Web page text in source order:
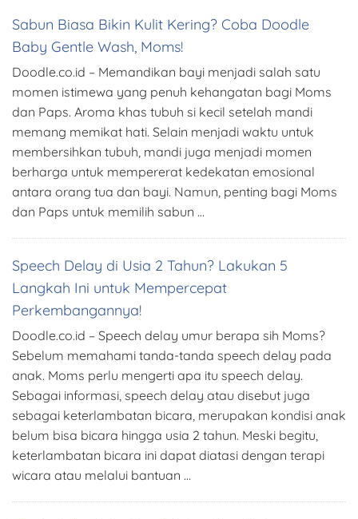
Sabun Biasa Bikin Kulit Kering? Coba Doodle
Baby Gentle Wash, Moms!
Doodle.co.id – Memandikan bayi menjadi salah satu
momen istimewa yang penuh kehangatan bagi Moms
dan Paps. Aroma khas tubuh si kecil setelah mandi
memang memikat hati. Selain menjadi waktu untuk
membersihkan tubuh, mandi juga menjadi momen
berharga untuk mempererat kedekatan emosional
antara orang tua dan bayi. Namun, penting bagi Moms
dan Paps untuk memilih sabun …
Speech Delay di Usia 2 Tahun? Lakukan 5
Langkah Ini untuk Mempercepat
Perkembangannya!
Doodle.co.id – Speech delay umur berapa sih Moms?
Sebelum memahami tanda-tanda speech delay pada
anak. Moms perlu mengerti apa itu speech delay.
Sebagai informasi, speech delay atau disebut juga
sebagai keterlambatan bicara, merupakan kondisi anak
belum bisa bicara hingga usia 2 tahun. Meski begitu,
keterlambatan bicara ini dapat diatasi dengan terapi
wicara atau melalui bantuan …